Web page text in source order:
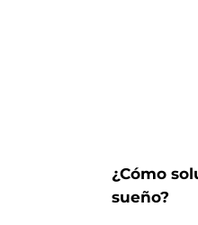
¿Cómo
sueño?